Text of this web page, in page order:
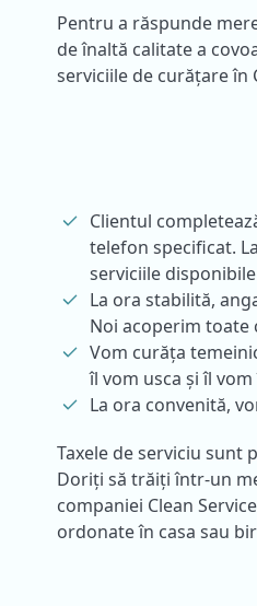
Pentru a răspunde
de înaltă calitate a
serviciile de curățare în
Clientul
telefon specificat.
serviciile
La ora stabilită,
Noi acoperim
Vom curăța
îl vom usca și îl
La ora convenită,
Taxele de serviciu
Doriți să trăiți într-un
companiei Clean
ordonate în casa sau